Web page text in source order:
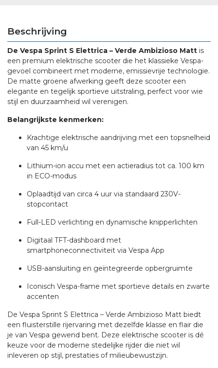
Beschrijving
De Vespa Sprint S Elettrica – Verde Ambizioso Matt is
een premium elektrische scooter die het klassieke Vespa-
gevoel combineert met moderne, emissievrije technologie.
De matte groene afwerking geeft deze scooter een
elegante en tegelijk sportieve uitstraling, perfect voor wie
stijl en duurzaamheid wil verenigen.
Belangrijkste kenmerken:
Krachtige elektrische aandrijving met een topsnelheid
van 45 km/u
Lithium-ion accu met een actieradius tot ca. 100 km
in ECO-modus
Oplaadtijd van circa 4 uur via standaard 230V-
stopcontact
Full-LED verlichting en dynamische knipperlichten
Digitaal TFT-dashboard met
smartphoneconnectiviteit via Vespa App
USB-aansluiting en geïntegreerde opbergruimte
Iconisch Vespa-frame met sportieve details en zwarte
accenten
De Vespa Sprint S Elettrica – Verde Ambizioso Matt biedt
een fluisterstille rijervaring met dezelfde klasse en flair die
je van Vespa gewend bent. Deze elektrische scooter is dé
keuze voor de moderne stedelijke rijder die niet wil
inleveren op stijl, prestaties of milieubewustzijn.